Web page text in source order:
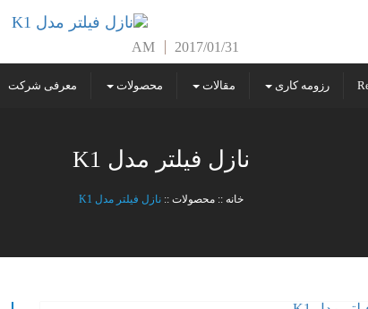
2017/01/31
AM
معرفی شرکت محصولات مقالات رزومه کاری
نازل فیلتر مدل K1
خانه :: محصولات :: نازل فیلتر مدل K1